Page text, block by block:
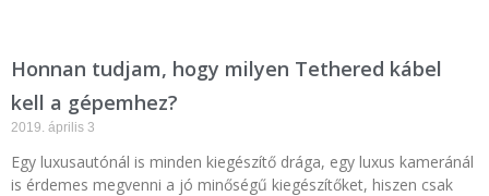
Honnan tudjam, hogy milyen Tethered kábel
kell a gépemhez?
2019. április 3
Egy luxusautónál is minden kiegészítő drága, egy luxus kameránál
is érdemes megvenni a jó minőségű kiegészítőket, hiszen csak